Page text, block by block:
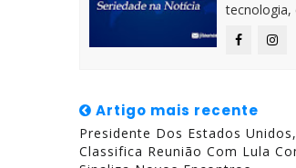
tecnologia,
Artigo mais recente
Presidente Dos Estados
Classifica Reunião Com Lula